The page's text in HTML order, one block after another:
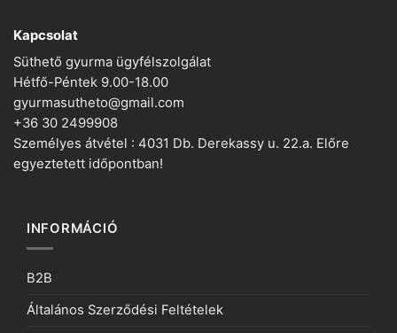
Kapcsolat
Süthető gyurma ügyfélszolgálat
Hétfő-Péntek 9.00-18.00
gyurmasutheto@gmail.com
+36 30 2499908
Személyes átvétel : 4031 Db. Derekassy u. 22.a. Előre
egyeztetett időpontban!
INFORMÁCIÓ
B2B
Általános Szerződési Feltételek